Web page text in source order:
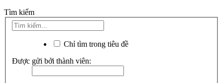
Tìm kiếm
Chỉ tìm trong tiêu đề
Được gửi bởi thành viên: